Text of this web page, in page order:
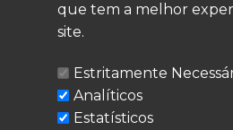
LEGAL
Política de Privacidade
Termos de Utilização
Cookies
que tem a melhor
site.
Estritamente
Analíticos
Estatísticos